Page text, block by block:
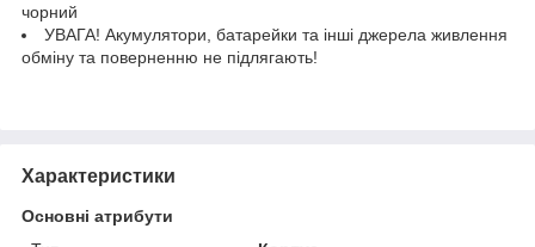
чорний
УВАГА! Акумулятори, батарейки та інші джерела живлення
обміну та поверненню не підлягають!
Характеристики
Основні атрибути